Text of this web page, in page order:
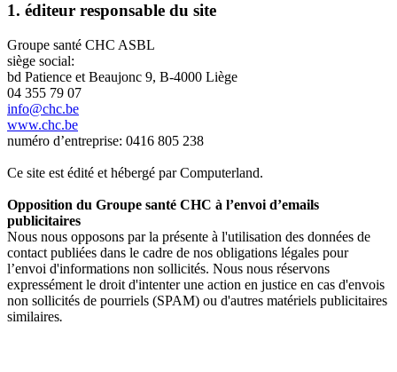
1. éditeur responsable du site
Groupe santé CHC ASBL
siège social:
bd Patience et Beaujonc 9, B-4000 Liège
04 355 79 07
info@chc.be
www.chc.be
numéro d’entreprise: 0416 805 238
Ce site est édité et hébergé par Computerland.
Opposition du Groupe santé CHC à l’envoi d’emails
publicitaires
Nous nous opposons par la présente à l'utilisation des données de
contact publiées dans le cadre de nos obligations légales pour
l’envoi d'informations non sollicités. Nous nous réservons
expressément le droit d'intenter une action en justice en cas d'envois
non sollicités de pourriels (SPAM) ou d'autres matériels publicitaires
similaires.